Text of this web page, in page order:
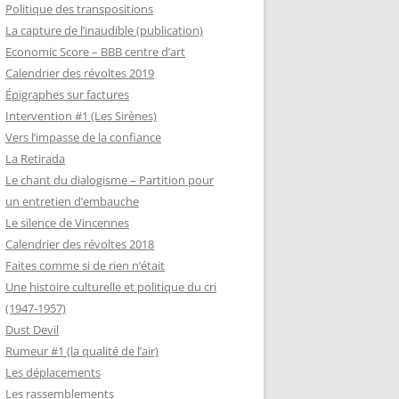
Politique des transpositions
La capture de l’inaudible (publication)
Economic Score – BBB centre d’art
Calendrier des révoltes 2019
Épigraphes sur factures
Intervention #1 (Les Sirènes)
Vers l’impasse de la confiance
La Retirada
Le chant du dialogisme – Partition pour
un entretien d’embauche
Le silence de Vincennes
Calendrier des révoltes 2018
Faites comme si de rien n’était
Une histoire culturelle et politique du cri
(1947-1957)
Dust Devil
Rumeur #1 (la qualité de l’air)
Les déplacements
Les rassemblements